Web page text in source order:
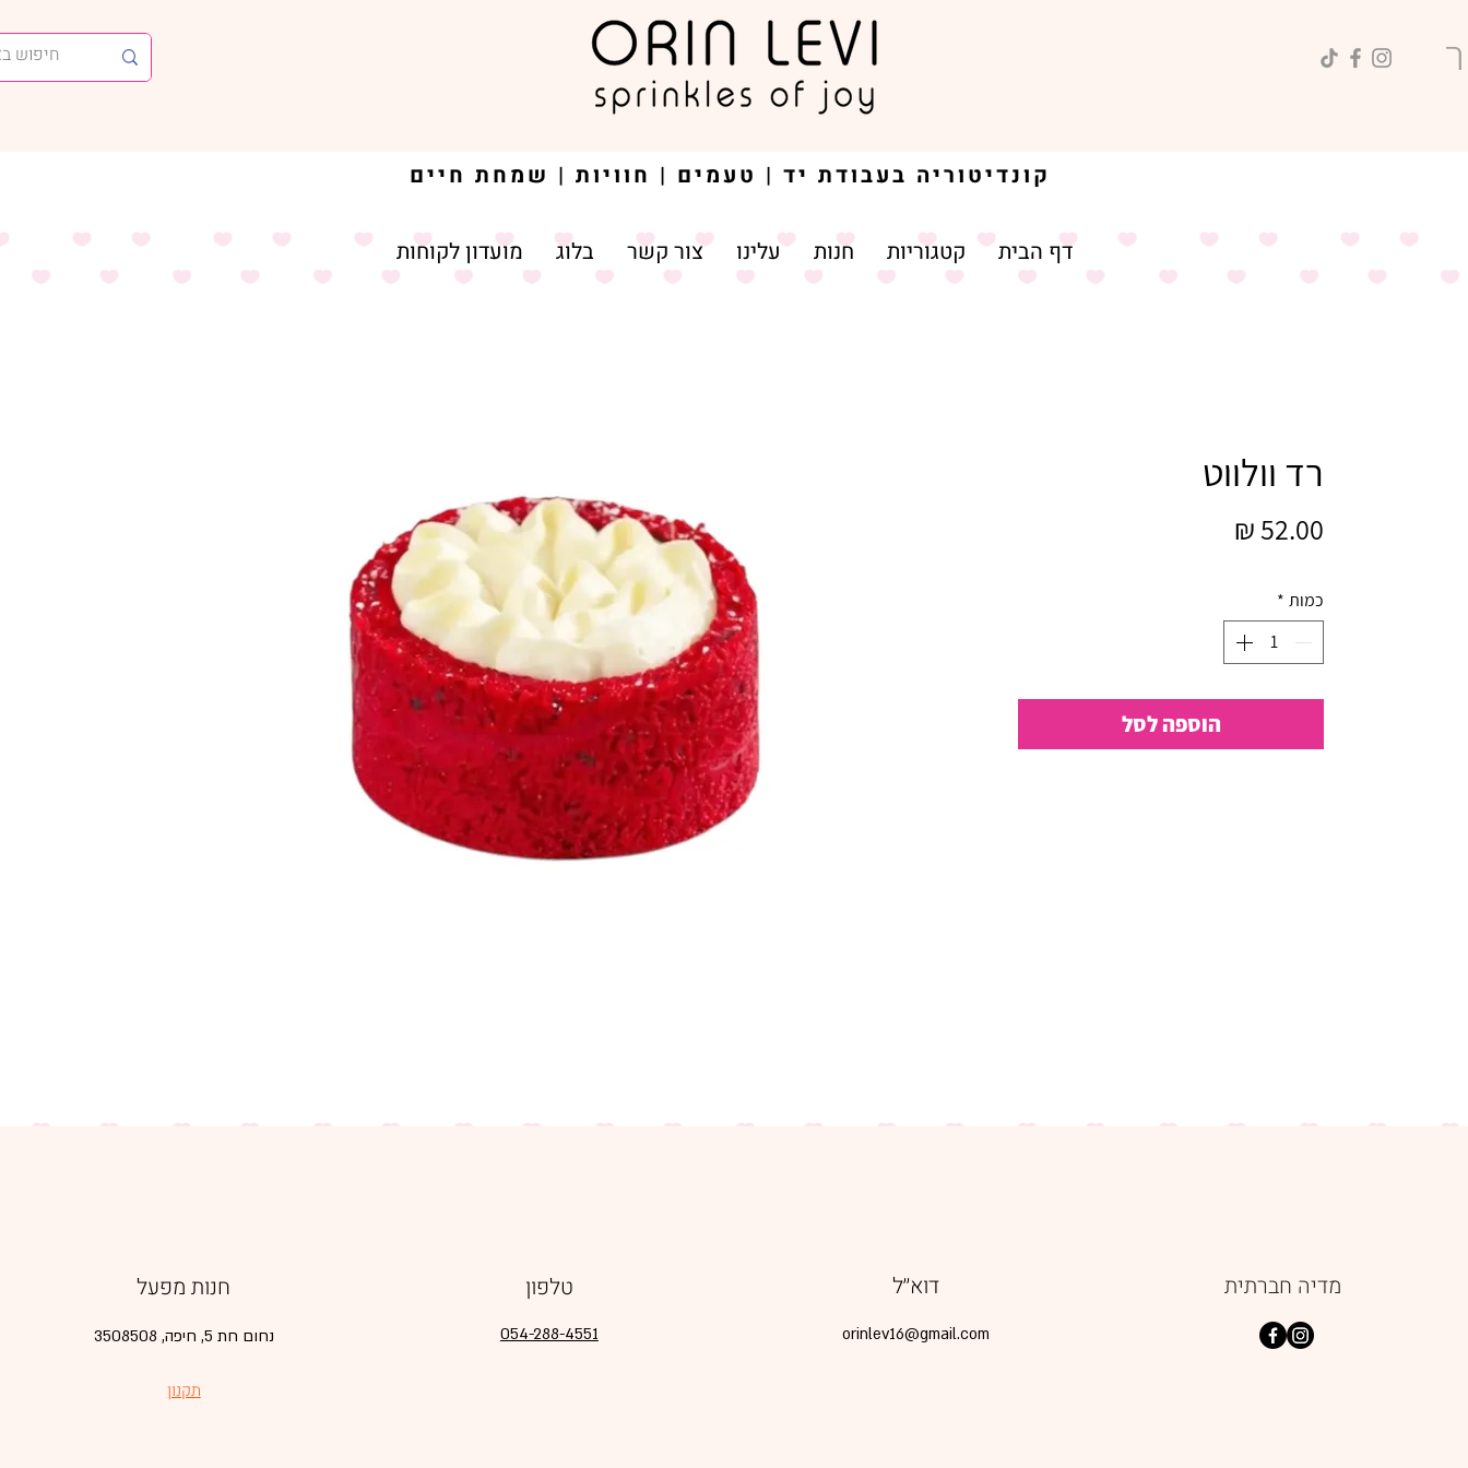
דף הבית קטגוריות חנות עלינו צור קשר בלוג מועדון לקוחות
רד וולווט
כמות *
הוספה לסל
חנות מפעל
נחום חת 5, חיפה, 3508508
תקנון
טלפון
054-288-4551
דוא׳׳ל
orinlev16@gmail.com
מדיה חברתית